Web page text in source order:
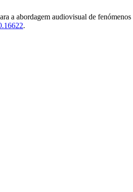
a abordagem audiovisual de
.